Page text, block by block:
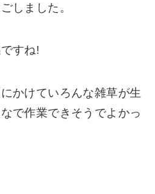
しました。
すね!
かけていろんな雑草が生
で作業できそうでよかっ